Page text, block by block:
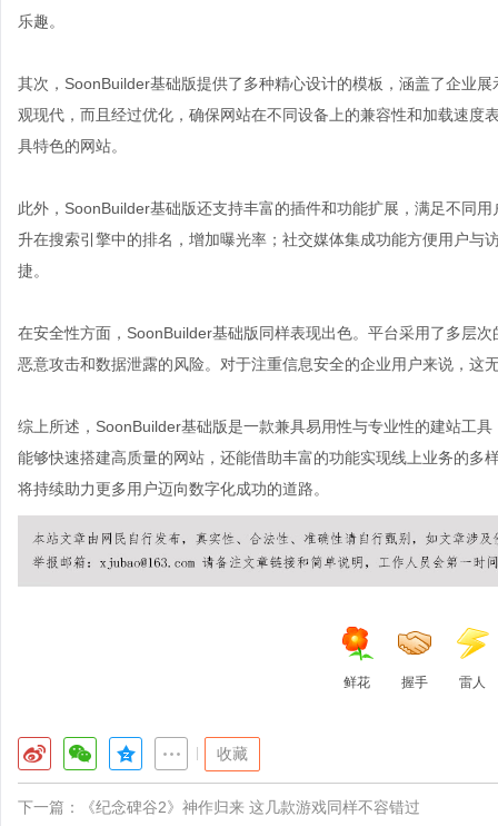
乐趣。
其次，SoonBuilder基础版提供了多种精心设计的模板，涵盖了企业
观现代，而且经过优化，确保网站在不同设备上的兼容性和加载速度
具特色的网站。
此外，SoonBuilder基础版还支持丰富的插件和功能扩展，满足不同
升在搜索引擎中的排名，增加曝光率；社交媒体集成功能方便用户
捷。
在安全性方面，SoonBuilder基础版同样表现出色。平台采用了多层
恶意攻击和数据泄露的风险。对于注重信息安全的企业用户来说，这
综上所述，SoonBuilder基础版是一款兼具易用性与专业性的建站工
能够快速搭建高质量的网站，还能借助丰富的功能实现线上业务的
将持续助力更多用户迈向数字化成功的道路。
鲜花 握手 雷人
收藏
下一篇： 《纪念碑谷2》神作归来 这几款游戏同样不容错过